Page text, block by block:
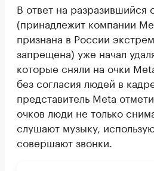
В ответ на разразившийся
(принадлежит компании
признана в России
запрещена) уже начал
которые сняли на очки
без согласия людей в
представитель Meta
очков люди не только
слушают музыку,
совершают звонки.